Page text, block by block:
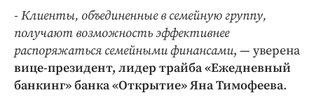
- Клиенты, объединенные в семейную группу,
получают возможность эффективнее
распоряжаться семейными финансами, — уверена
вице-президент, лидер трайба «Ежедневный
банкинг» банка «Открытие» Яна Тимофеева.